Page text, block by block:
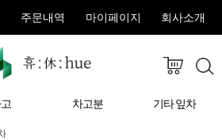
주문내역 마이페이지 회사소개
차고분 기타 잎차